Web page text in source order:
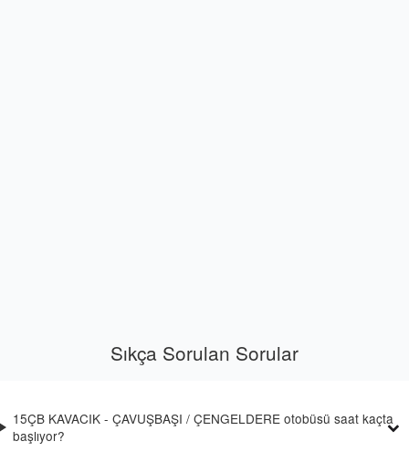
Sıkça Sorulan Sorular
15ÇB KAVACIK - ÇAVUŞBAŞI / ÇENGELDERE otobüsü saat kaçta
başlıyor?